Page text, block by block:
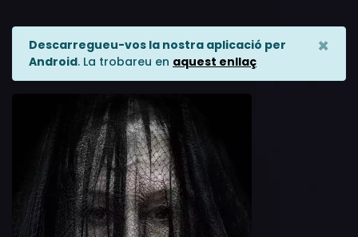
Descarregueu-vos la nostra aplicació per
Android. La trobareu en aquest enllaç
×